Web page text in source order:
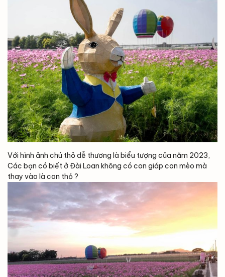
Với hình ảnh chú thỏ dễ thương là biểu tượng của năm 2023,
Các bạn có biết ở Đài Loan không có con giáp con mèo mà
thay vào là con thỏ ?